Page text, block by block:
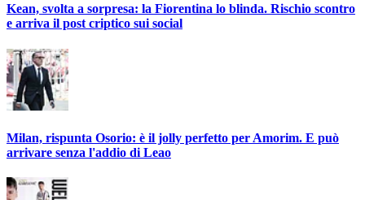
Kean, svolta a sorpresa: la Fiorentina lo blinda. Rischio scontro
e arriva il post criptico sui social
Milan, rispunta Osorio: è il jolly perfetto per Amorim. E può
arrivare senza l'addio di Leao